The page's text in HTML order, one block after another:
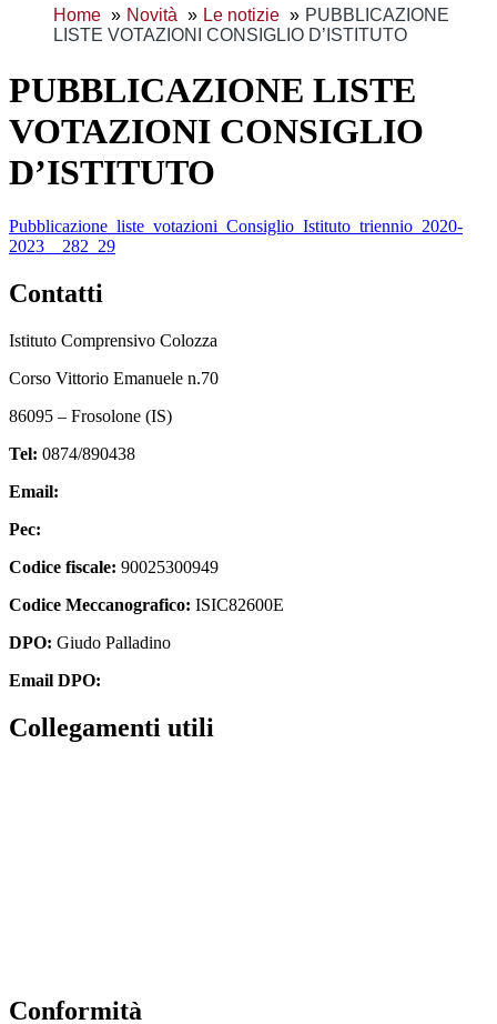
Home Novità Le notizie
PUBBLICAZIONE
LISTE VOTAZIONI CONSIGLIO D’ISTITUTO
PUBBLICAZIONE LISTE
VOTAZIONI CONSIGLIO
D’ISTITUTO
Pubblicazione_liste_votazioni_Consiglio_Istituto_triennio_2020-
2023__282_29
Contatti
Istituto Comprensivo Colozza
Corso Vittorio Emanuele n.70
86095 – Frosolone (IS)
Tel: 0874/890438
Email:
Pec:
Codice fiscale: 90025300949
Codice Meccanografico: ISIC82600E
DPO: Giudo Palladino
Email DPO:
Collegamenti utili
Conformità